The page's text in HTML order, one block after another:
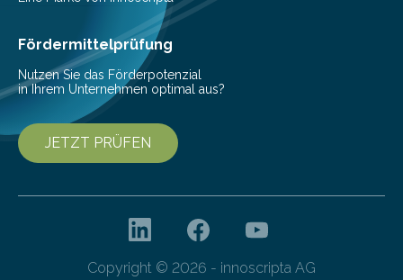
Invasionen treten auf, wenn nicht…
Fördermittelprüfung
Nutzen Sie das Förderpotenzial
in Ihrem Unternehmen optimal aus?
JETZT PRÜFEN
Copyright © 2026 - innoscripta AG